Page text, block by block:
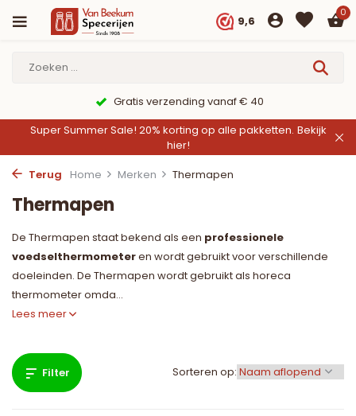
9,6
0
Gratis verzending vanaf € 40
Super Summer Sale! 20% korting op alle pakketten. Bekijk
hier!
Terug
Home Merken Thermapen
Thermapen
De Thermapen staat bekend als een professionele
voedselthermometeren wordt gebruikt voor verschillende
doeleinden. De Thermapen wordt gebruikt als horeca
thermometer omda...
Lees meer
Filter Sorteren op: